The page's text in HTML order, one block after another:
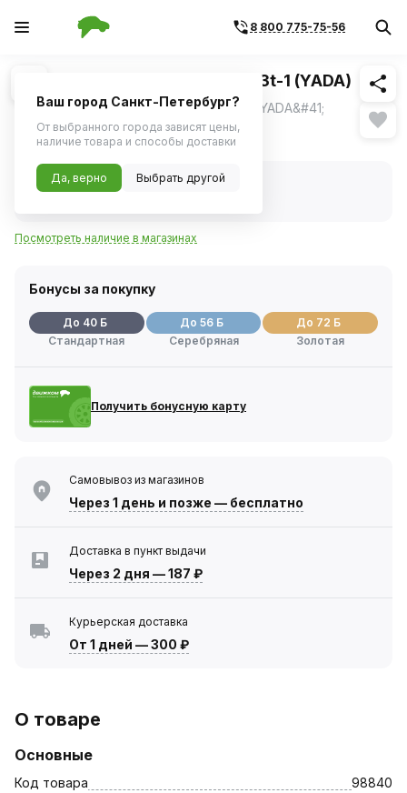
8 800 775-75-56
1/1 Похожие
Лампа H15 24V 20/60W PGJ23t-1 (YADA)
Лампа H15 24V 20/60W PGJ23T-1 &#40;YADA&#41;
792 ₽
В наличии
Код товара:98840
Посмотреть наличие в магазинах
Бонусы за покупку
До 40 Б
Стандартная
До 56 Б
Серебряная
До 72 Б
Золотая
Получить бонусную карту
Самовывоз из магазинов
Через 1 день и позже — бесплатно
Доставка в пункт выдачи
Через 2 дня —187 ₽
Курьерская доставка
От 1 дней —300 ₽
О товаре
Основные
Код товара 98840
Ваш город Санкт-Петербург?
От выбранного города зависят цены,
наличие товара и способы доставки
Да, верно Выбрать другой